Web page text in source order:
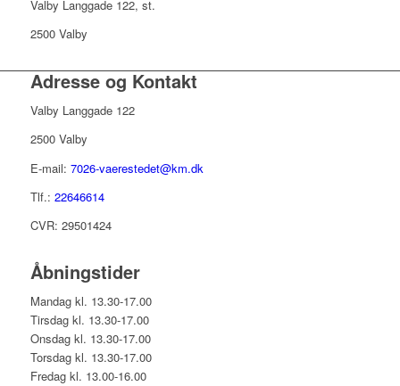
Valby Langgade 122, st.
2500 Valby
Adresse og Kontakt
Valby Langgade 122
2500 Valby
E-mail: 7026-vaerestedet@km.dk
Tlf.: 22646614
CVR: 29501424
Åbningstider
Mandag kl. 13.30-17.00
Tirsdag kl. 13.30-17.00
Onsdag kl. 13.30-17.00
Torsdag kl. 13.30-17.00
Fredag kl. 13.00-16.00